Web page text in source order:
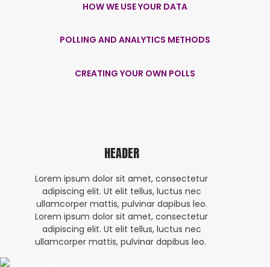
HOW WE USE YOUR DATA
POLLING AND ANALYTICS METHODS
CREATING YOUR OWN POLLS
HEADER
Lorem ipsum dolor sit amet, consectetur
adipiscing elit. Ut elit tellus, luctus nec
ullamcorper mattis, pulvinar dapibus leo.
Lorem ipsum dolor sit amet, consectetur
adipiscing elit. Ut elit tellus, luctus nec
ullamcorper mattis, pulvinar dapibus leo.